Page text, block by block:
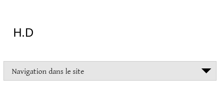
H.D
Navigation dans le site